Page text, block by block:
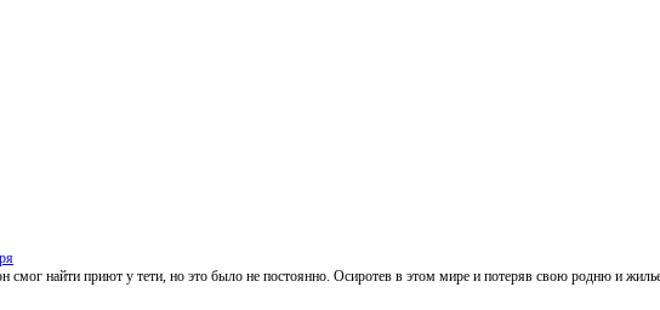
смог найти приют у тети, но это было не постоянно. Осиротев в этом мире и потеряв свою родню и